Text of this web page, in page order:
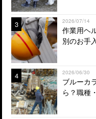
3 2026/07/14
作業用ヘ
別のお手
4 2026/06/30
ブルーカ
ら？職種